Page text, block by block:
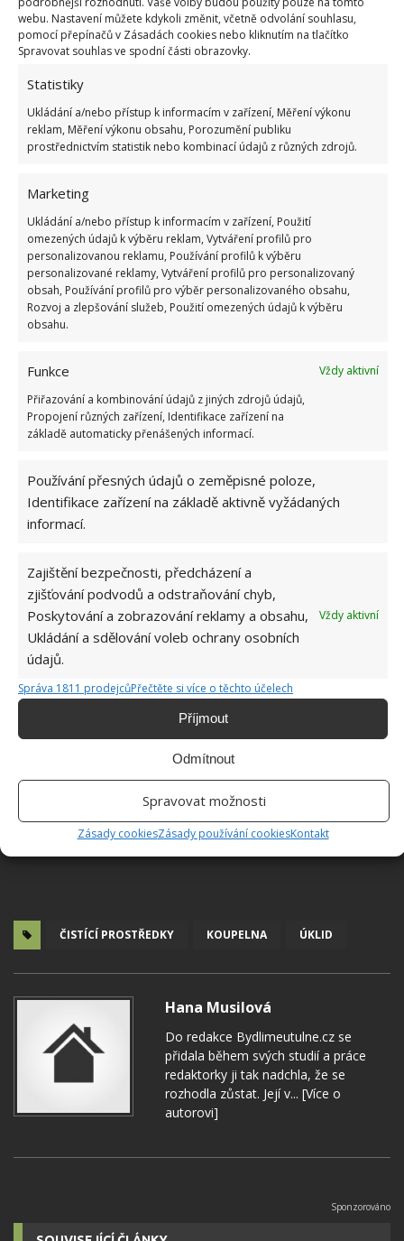
webu. Nastavení můžete kdykoli změnit, včetně odvolání souhlasu,
pomocí přepínačů v Zásadách cookies nebo kliknutím na tlačítko
Spravovat souhlas ve spodní části obrazovky.
Statistiky
Ukládání a/nebo přístup k informacím v zařízení, Měření výkonu
reklam, Měření výkonu obsahu, Porozumění publiku
prostřednictvím statistik nebo kombinací údajů z různých zdrojů.
Marketing
Ukládání a/nebo přístup k informacím v zařízení, Použití
omezených údajů k výběru reklam, Vytváření profilů pro
personalizovanou reklamu, Používání profilů k výběru
personalizované reklamy, Vytváření profilů pro personalizovaný
obsah, Používání profilů pro výběr personalizovaného obsahu,
Rozvoj a zlepšování služeb, Použití omezených údajů k výběru
obsahu.
Funkce
Vždy aktivní
Přiřazování a kombinování údajů z jiných zdrojů údajů,
Propojení různých zařízení, Identifikace zařízení na
základě automaticky přenášených informací.
Používání přesných údajů o zeměpisné poloze,
Identifikace zařízení na základě aktivně vyžádaných
informací.
Zajištění bezpečnosti, předcházení a
zjišťování podvodů a odstraňování chyb,
Poskytování a zobrazování reklamy a obsahu,
Ukládání a sdělování voleb ochrany osobních
údajů.
Vždy aktivní
Správa 1811 prodejcůPřečtěte si více o těchto účelech
Příjmout
Odmítnout
Spravovat možnosti
Zásady cookiesZásady používání cookiesKontakt
Fotografie: Freepik
Další metody, díky nimž účinné
vyčistíte povrchy v koupelně
Trápí vás zanesené spáry mezi obklady v koupelně?
Potom je vyčistěte pomocí směsi z jedlé sody (1/2
malé lžičky) a esenciálního oleje s citrusovým aroma
(několik kapek). Možné je vyčistit a zároveň provonět
povrchy v koupelně i díky čerstvému citronu či grepu
s jemnou kuchyňskou solí. Potřebujete jen dvě
poloviny citrusového ovoce a asi šálek soli.
Nejprve přetřete dužinou nečistoty, pak posypte solí
důkladně teplou vodou. Vsadit můžete při úklidu
rovněž na jablečný ocet, který má přirozeně
antibakteriální účinky a dokonale povrchy očistí.
koupelnového závěsu, na kterém se bakterie mohou
udržovat ve větší míře.
ČISTÍCÍ PROSTŘEDKY KOUPELNA ÚKLID
Hana Musilová
Do redakce Bydlimeutulne.cz se
přidala během svých studií a práce
redaktorky ji tak nadchla, že se
rozhodla zůstat. Její v... [Více o
autorovi]